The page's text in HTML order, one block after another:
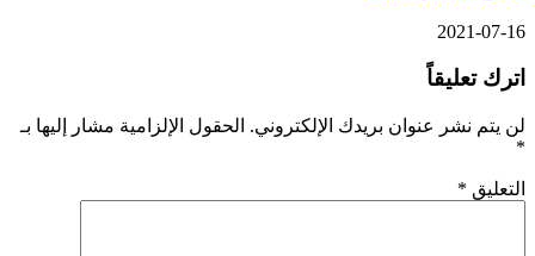
2021-07-16
اترك تعليقاً
لن يتم نشر عنوان بريدك الإلكتروني. الحقول الإلزامية مشار إليها بـ
*
التعليق *